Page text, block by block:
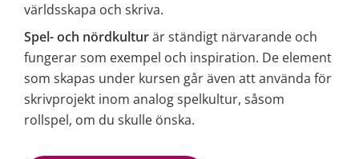
världsskapa och skriva.
Spel- och nördkultur är ständigt närvarande och
fungerar som exempel och inspiration. De element
som skapas under kursen går även att använda för
skrivprojekt inom analog spelkultur, såsom
rollspel, om du skulle önska.